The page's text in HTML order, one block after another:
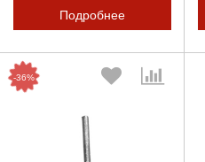
Подробнее
-36%